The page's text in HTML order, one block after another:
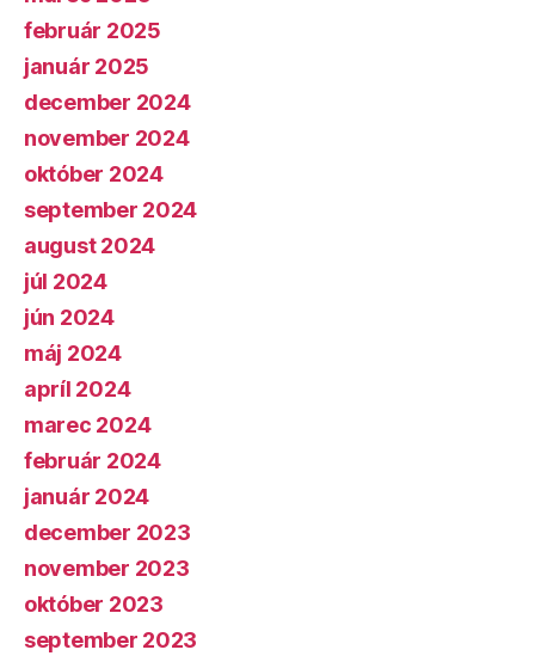
február 2025
január 2025
december 2024
november 2024
október 2024
september 2024
august 2024
júl 2024
jún 2024
máj 2024
apríl 2024
marec 2024
február 2024
január 2024
december 2023
november 2023
október 2023
september 2023